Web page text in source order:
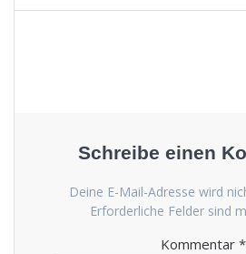
Schreibe einen
Deine E-Mail-Adresse wird
Erforderliche Felder sind
Kommentar *